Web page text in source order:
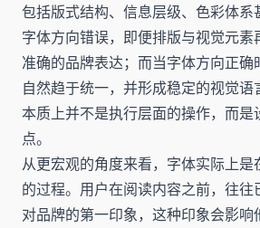
包括版式结构、信息层级、色彩体系
字体方向错误，即便排版与视觉元素
准确的品牌表达；而当字体方向正
自然趋于统一，并形成稳定的视觉
本质上并不是执行层面的操作，而是
点。
从更宏观的角度来看，字体实际上是
的过程。用户在阅读内容之前，往往
对品牌的第一印象，这种印象会影响